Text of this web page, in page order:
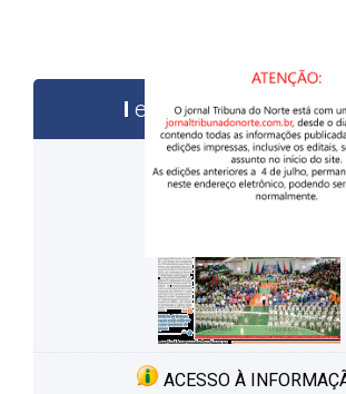
edições
ACESSO À